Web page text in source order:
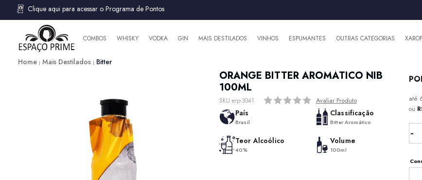
Clique aqui para acessar o Programa de Pontos
COMBOS WHISKY VODKA GIN MAIS DESTILADOS VINHOS ESPUMANTES OUTRAS CATEGORIAS
Home Mais Destilados Bitter
ORANGE BITTER AROMÁTICO NIB
100ML
SKU erp-3041 Avaliar Produto
País
Brasil
Classificação
Bitter Aromático
Teor Alcoólico
40%
Volume
100ml
ou